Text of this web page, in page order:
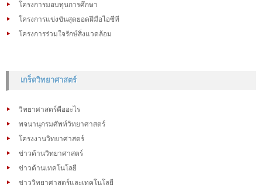
โครงการมอบทุนการศึกษา
โครงการแข่งขันสุดยอดฝีมือไอซีที
โครงการร่วมใจรักษ์สิ่งแวดล้อม
เกร็ดวิทยาศาสตร์
วิทยาศาสตร์คืออะไร
พจนานุกรมศัพท์วิทยาศาสตร์
โครงงานวิทยาศาสตร์
ข่าวด้านวิทยาศาสตร์
ข่าวด้านเทคโนโลยี
ข่าววิทยาศาสตร์และเทคโนโลยี